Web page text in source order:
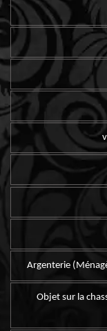
Argenterie
Objet sur la